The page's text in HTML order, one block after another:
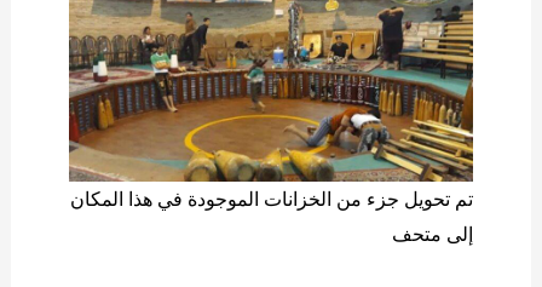
تم تحويل جزء من الخزانات الموجودة في هذا المكان
إلى متحف